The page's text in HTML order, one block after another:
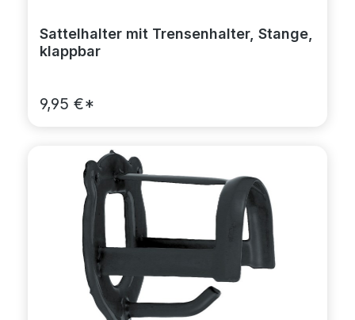
Sattelhalter mit Trensenhalter, Stange,
klappbar
9,95 €*